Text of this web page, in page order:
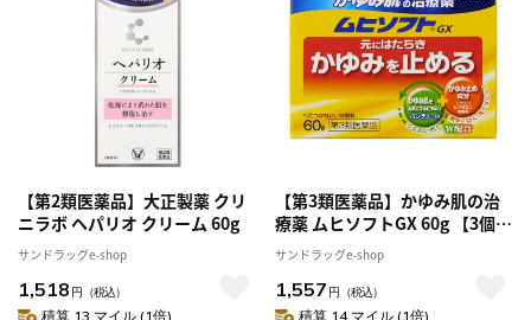
【第2類医薬品】大正製薬 クリ
ニラボ ヘパリオ クリーム 60g
サンドラッグe-shop
1,518 円 （税込）
積算 13 マイル (1倍)
【第3類医薬品】かゆみ肌の治
療薬 ムヒソフトGX 60g 【3個パ
ック】 【セルフメディケーショ
ン税制対象】
サンドラッグe-shop
1,557 円 （税込）
積算 14 マイル (1倍)